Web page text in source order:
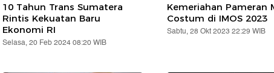
10 Tahun Trans Sumatera
Rintis Kekuatan Baru
Ekonomi RI
Selasa, 20 Feb 2024 08:20 WIB
Kemeriahan Pameran
Costum di IMOS 2023
Sabtu, 28 Okt 2023 22:29 WIB